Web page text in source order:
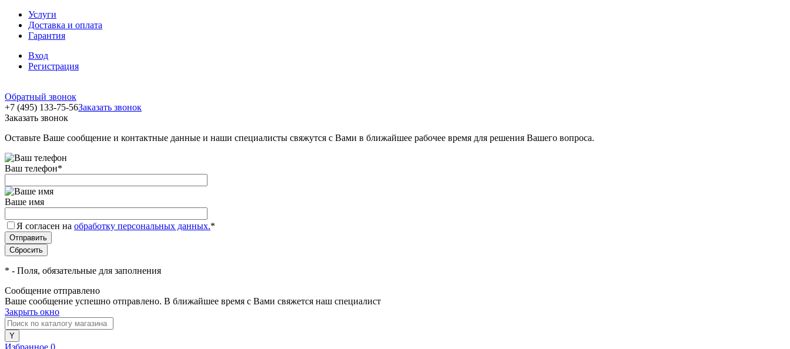
Услуги
Доставка и оплата
Гарантия
Вход
Регистрация
Обратный звонок
+7 (495) 133-75-56Заказать звонок
Заказать звонок
Оставьте Ваше сообщение и контактные данные и наши специалисты свяжутся с Вами в ближайшее рабочее время для решения Вашего вопроса.
Ваш телефон*
Ваше имя
Я согласен на обработку персональных данных.*
* - Поля, обязательные для заполнения
Сообщение отправлено
Ваше сообщение успешно отправлено. В ближайшее время с Вами свяжется наш специалист
Закрыть окно
Избранное 0